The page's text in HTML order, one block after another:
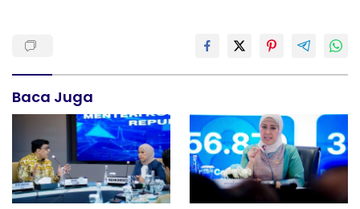
Baca Juga